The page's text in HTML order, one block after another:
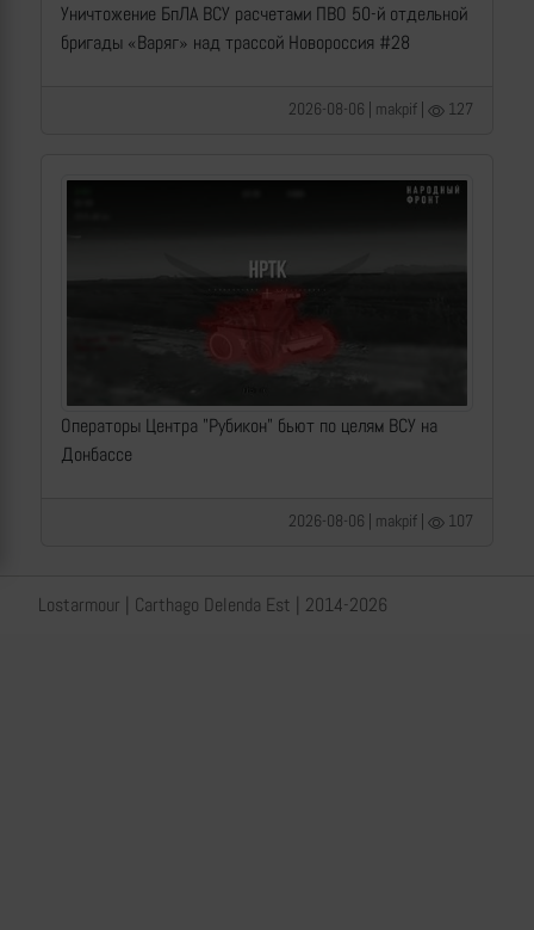
Уничтожение БпЛА ВСУ расчетами ПВО 50-й отдельной
бригады «Варяг» над трассой Новороссия #28
2026-08-06 | makpif | 127
Операторы Центра "Рубикон" бьют по целям ВСУ на
Донбассе
2026-08-06 | makpif | 107
Lostarmour | Carthago Delenda Est | 2014-2026